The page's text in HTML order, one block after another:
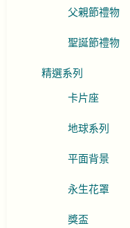
父親節禮物
聖誕節禮物
精選系列
卡片座
地球系列
平面背景
永生花罩
獎盃